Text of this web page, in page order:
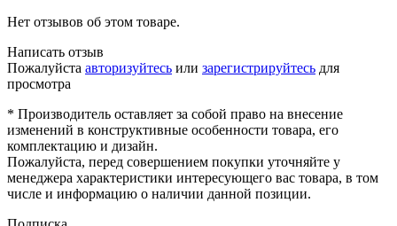
Нет отзывов об этом товаре.
Написать отзыв
Пожалуйста авторизуйтесь или зарегистрируйтесь для
просмотра
* Производитель оставляет за собой право на внесение
изменений в конструктивные особенности товара, его
комплектацию и дизайн.
Пожалуйста, перед совершением покупки уточняйте у
менеджера характеристики интересующего вас товара, в том
числе и информацию о наличии данной позиции.